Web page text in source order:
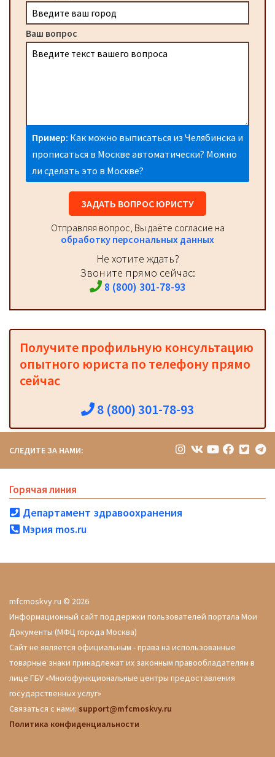
Ваш вопрос
Пример: Как можно выписаться из Челябинска и
прописаться в Москве автоматически? Можно
ли сделать это в Москве?
ЗАДАТЬ ВОПРОС ЮРИСТУ
Отправляя вопрос, Вы даёте согласие на
обработку персональных данных
Не хотите ждать?
Звоните прямо сейчас:
8 (800) 301-78-93
Получите профильную консультацию
опытного юриста по телефону прямо
сейчас
8 (800) 301-78-93
СЛЕДИТЕ ЗА НАМИ:
Горячая линия
Департамент здравоохранения
Мэрия mos.ru
mfcmoskvy.ru © 2026
Информационный сайт поддержки пользователей портала Мои
Документы (МФЦ города Москва)
Сайт не является официальным - права на использованные
товарные знаки принадлежат их законным правообладателям в
лице ГБУ «Многофункциональные центры предоставления
государственных услуг»
Связаться с нами: support@mfcmoskvy.ru
Политика конфиденциальности